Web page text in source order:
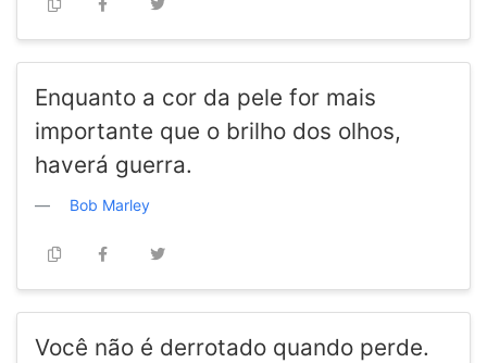
Enquanto a cor da pele for mais
importante que o brilho dos olhos,
haverá guerra.
Bob Marley
Você não é derrotado quando perde.